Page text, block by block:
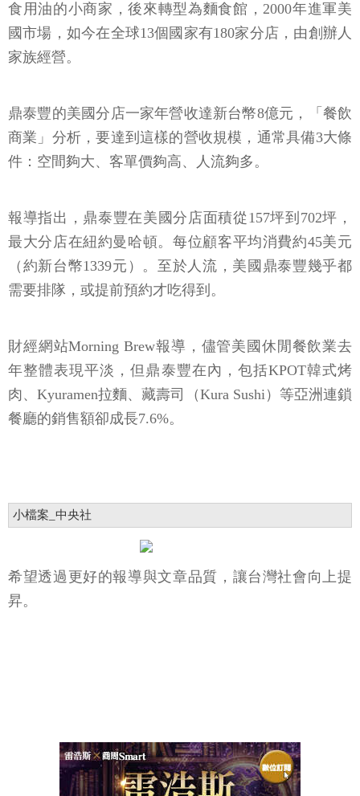
食用油的小商家，後來轉型為麵食館，2000年進軍美
國市場，如今在全球13個國家有180家分店，由創辦人
家族經營。
鼎泰豐的美國分店一家年營收達新台幣8億元，「餐飲
商業」分析，要達到這樣的營收規模，通常具備3大條
件：空間夠大、客單價夠高、人流夠多。
報導指出，鼎泰豐在美國分店面積從157坪到702坪，
最大分店在紐約曼哈頓。每位顧客平均消費約45美元
（約新台幣1339元）。至於人流，美國鼎泰豐幾乎都
需要排隊，或提前預約才吃得到。
財經網站Morning Brew報導，儘管美國休閒餐飲業去
年整體表現平淡，但鼎泰豐在內，包括KPOT韓式烤
肉、Kyuramen拉麵、藏壽司（Kura Sushi）等亞洲連鎖
餐廳的銷售額卻成長7.6%。
小檔案_中央社
希望透過更好的報導與文章品質，讓台灣社會向上提
昇。